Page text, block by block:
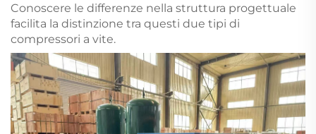
Conoscere le differenze nella struttura progettuale
facilita la distinzione tra questi due tipi di
compressori a vite.